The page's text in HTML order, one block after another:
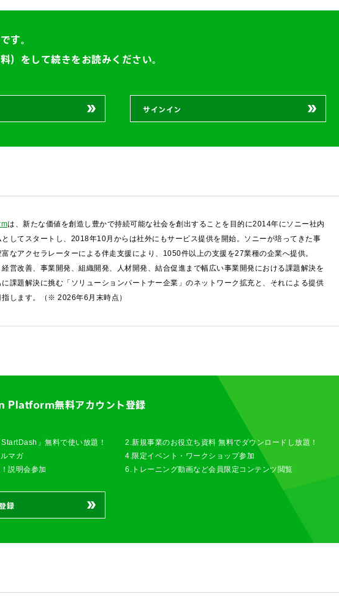
す。
）をして続きをお読みください。
サインイン
は、新たな価値を創造し豊かで持続可能な社会を創出することを目的に2014年にソニー社内
してスタートし、2018年10月からは社外にもサービス提供を開始。ソニーが培ってきた事
なアクセラレーターによる伴走支援により、1050件以上の支援を27業種の企業へ提供。
営改善、事業開発、組織開発、人材開発、結合促進まで幅広い事業開発における課題解決を
課題解決に挑む「ソリューションパートナー企業」のネットワーク拡充と、それによる提供
します。（※ 2026年6月末時点）
Platform無料アカウント登録
」無料で使い放題！
2.新規事業のお役立ち資料 無料でダウンロードし放題！
マガ
4.限定イベント・ワークショップ参加
説明会参加
6.トレーニング動画など会員限定コンテンツ閲覧
録
問い合わせ
す）。
法人お問い合わせ